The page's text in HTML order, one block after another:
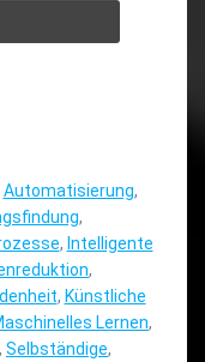
Automatisierung,
,
, Intelligente
,
, Künstliche
Lernen,
, Selbständige,